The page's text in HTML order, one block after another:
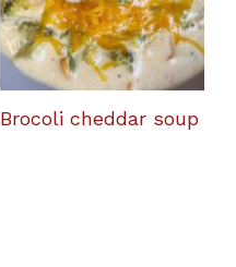
Brocoli cheddar soup